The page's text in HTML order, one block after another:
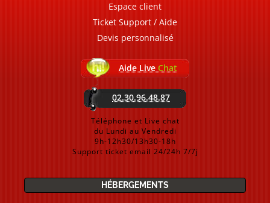
Espace client
Ticket Support / Aide
Devis personnalisé
Aide Live Chat
02.30.96.48.87
Téléphone et Live chat
du Lundi au Vendredi
9h-12h30/13h30-18h
Support ticket email 24/24h 7/7j
HÉBERGEMENTS